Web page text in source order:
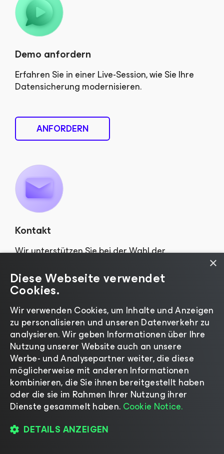
Demo anfordern
Erfahren Sie in einer Live-Session, wie Sie Ihre
Datensicherung modernisieren.
ANFORDERN
Kontakt
Wir unterstützen Sie bei der Wahl der
JETZT STARTEN
Veeam F&E-Foren
Unterstützung für Ihre Veeam-Produkte
×
Diese Webseite verwendet
Cookies.
Wir verwenden Cookies, um Inhalte und Anzeigen
zu personalisieren und unseren Datenverkehr zu
analysieren. Wir geben Informationen über Ihre
Nutzung unserer Website auch an unsere
Werbe- und Analysepartner weiter, die diese
möglicherweise mit anderen Informationen
kombinieren, die Sie ihnen bereitgestellt haben
oder die sie im Rahmen Ihrer Nutzung ihrer
Dienste gesammelt haben. Cookie Notice.
DETAILS ANZEIGEN